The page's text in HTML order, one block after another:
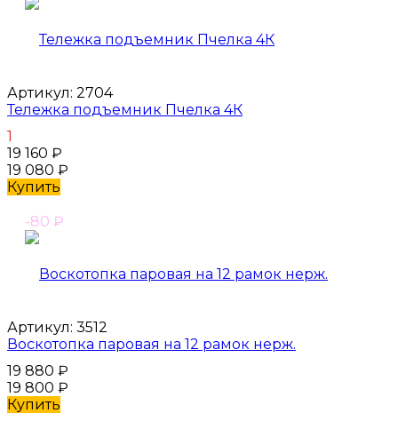
Артикул: 2704
Тележка подъемник Пчелка 4К
1
19 160 ₽
19 080 ₽
Купить
-80 ₽
Артикул: 3512
Воскотопка паровая на 12 рамок нерж.
19 880 ₽
19 800 ₽
Купить